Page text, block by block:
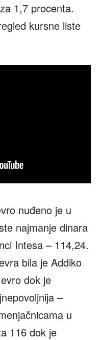
1,7 procenta.
kursne liste
nuđeno je u
najmanje dinara
Intesa – 114,24.
bila je Addiko
dok je
–
u
116 dok je